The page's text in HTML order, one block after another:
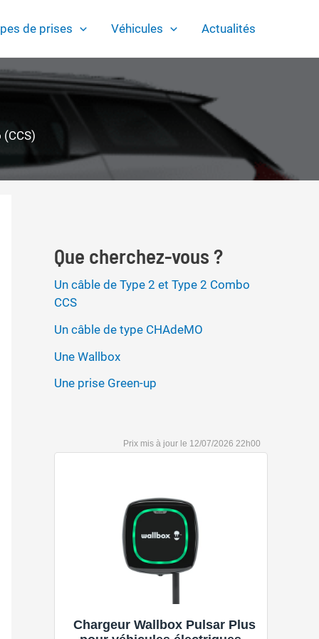
de prises Véhicules Actualités
Que cherchez-vous ?
Un câble de Type 2 et Type 2 Combo
CCS
Un câble de type CHAdeMO
Une Wallbox
Une prise Green-up
12/07/2026 22h00
Chargeur Wallbox Pulsar Plus